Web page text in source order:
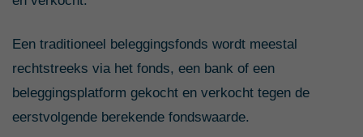
Een traditioneel beleggingsfonds wordt meestal
rechtstreeks via het fonds, een bank of een
beleggingsplatform gekocht en verkocht tegen de
eerstvolgende berekende fondswaarde.